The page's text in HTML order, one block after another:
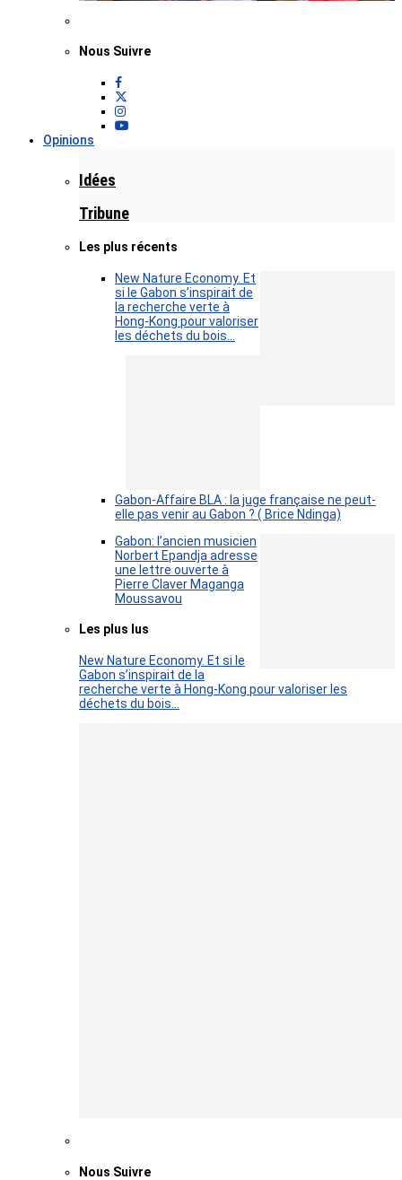
Nous Suivre
Opinions
Idées
Tribune
Les plus récents
New Nature Economy. Et
si le Gabon s’inspirait de
la recherche verte à
Hong-Kong pour valoriser
les déchets du bois…
Gabon-Affaire BLA : la juge française ne peut-
elle pas venir au Gabon ? ( Brice Ndinga)
Gabon: l’ancien musicien
Norbert Epandja adresse
une lettre ouverte à
Pierre Claver Maganga
Moussavou
Les plus lus
New Nature Economy. Et si le
Gabon s’inspirait de la
recherche verte à Hong-Kong pour valoriser les
déchets du bois…
Nous Suivre